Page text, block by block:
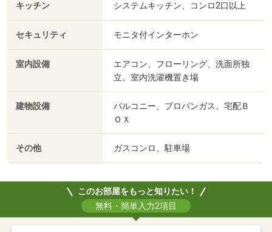
キッチン システムキッチン、コンロ2口以上
セキュリティ モニタ付インターホン
室内設備
エアコン、フローリング、洗面所独
立、室内洗濯機置き場
建物設備
バルコニー、プロパンガス、宅配Ｂ
ＯＸ
その他 ガスコンロ、駐車場
このお部屋をもっと知りたい！
無料・簡単入力2項目